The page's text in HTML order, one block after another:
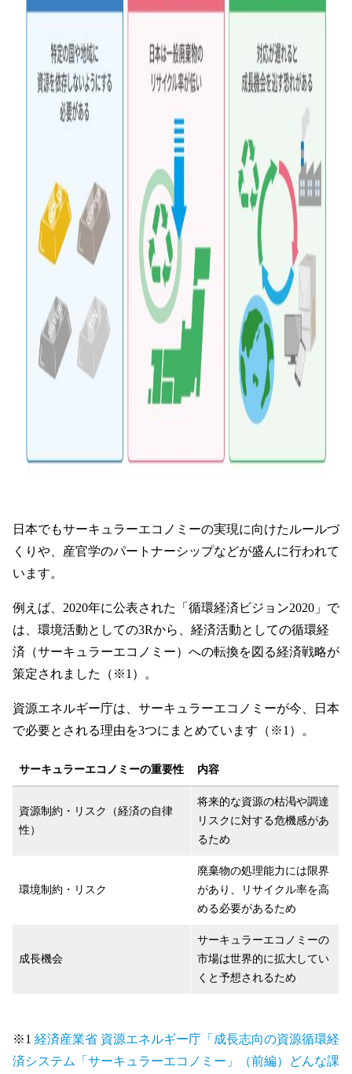
日本でもサーキュラーエコノミーの実現に向けたルールづ
くりや、産官学のパートナーシップなどが盛んに行われて
います。
例えば、2020年に公表された「循環経済ビジョン2020」で
は、環境活動としての3Rから、経済活動としての循環経
済（サーキュラーエコノミー）への転換を図る経済戦略が
策定されました（※1）。
資源エネルギー庁は、サーキュラーエコノミーが今、日本
で必要とされる理由を3つにまとめています（※1）。
サーキュラーエコノミーの重要性 内容
資源制約・リスク（経済の自律
性）
将来的な資源の枯渇や調達
リスクに対する危機感があ
るため
環境制約・リスク
廃棄物の処理能力には限界
があり、リサイクル率を高
める必要があるため
成長機会
サーキュラーエコノミーの
市場は世界的に拡大してい
くと予想されるため
※1 経済産業省 資源エネルギー庁「成長志向の資源循環経
済システム「サーキュラーエコノミー」（前編）どんな課